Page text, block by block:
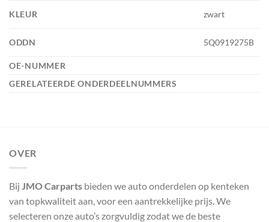
KLEUR zwart
ODDN 5Q0919275B
OE-NUMMER
GERELATEERDE ONDERDEELNUMMERS
OVER
Bij JMO Carparts bieden we auto onderdelen op kenteken
van topkwaliteit aan, voor een aantrekkelijke prijs. We
selecteren onze auto’s zorgvuldig zodat we de beste